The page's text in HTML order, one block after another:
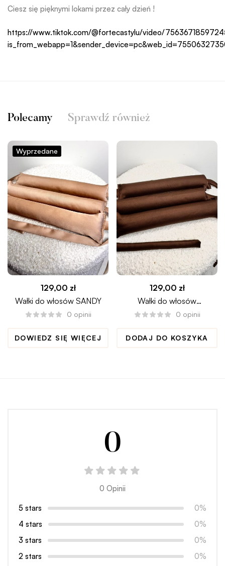
Ciesz się pięknymi lokami przez cały dzień !
https://www.tiktok.com/@fortecastylu/video/
Polecamy Sprawdź również
Wyprzedane
129,00 zł
Wałki do włosów SANDY
0 opinii
DOWIEDZ SIĘ WIĘCEJ
129,00 zł
Wałki do włosów
CHOCOLATE
0 opinii
DODAJ DO KOSZYKA
0
0 Opinii
5 stars
0%
4 stars
0%
3 stars
0%
2 stars
0%